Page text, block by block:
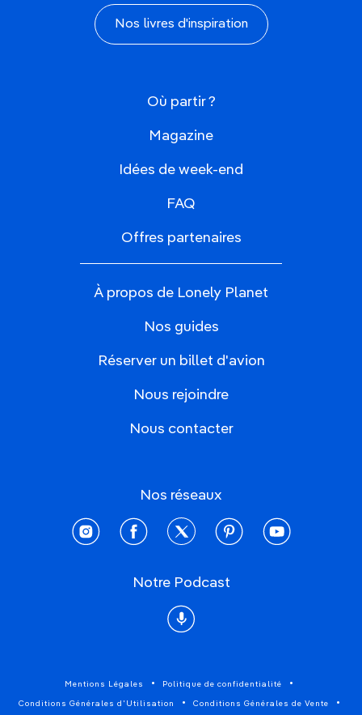
Nos livres d'inspiration
Où partir ?
Magazine
Idées de week-end
FAQ
Offres partenaires
À propos de Lonely Planet
Nos guides
Réserver un billet d'avion
Nous rejoindre
Nous contacter
Nos réseaux
instagramfacebooktwitter pinterestyoutube
Notre Podcast
Podcast
Mentions Légales Politique de confidentialité
Conditions Générales d'Utilisation Conditions Générales de Vente